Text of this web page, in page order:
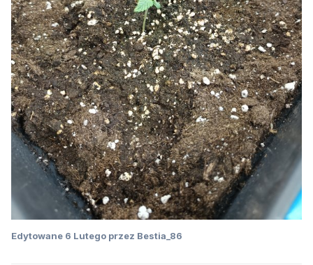
Edytowane 6 Lutego przez Bestia_86